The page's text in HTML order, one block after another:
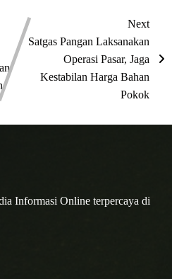
Next
Satgas Pangan Laksanakan
Operasi Pasar, Jaga
Kestabilan Harga Bahan
Pokok
Informasi Online terpercaya di